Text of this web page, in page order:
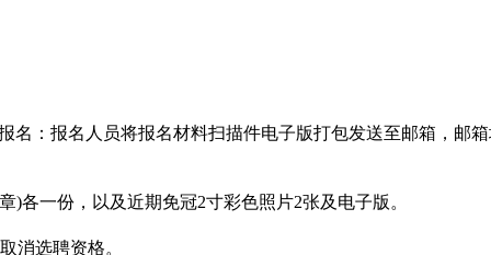
：报名人员将报名材料扫描件电子版打包发送至邮箱，邮
一份，以及近期免冠2寸彩色照片2张及电子版。
消选聘资格。